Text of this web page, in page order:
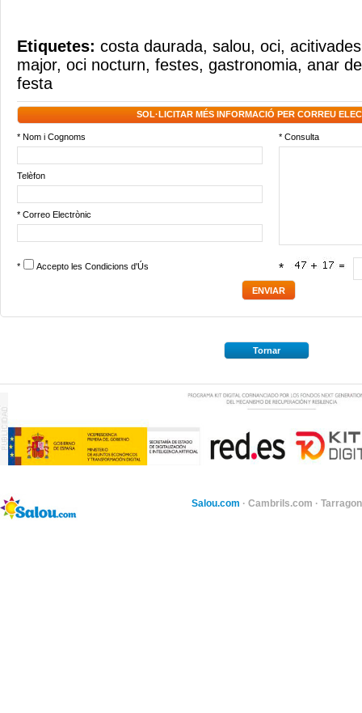
Etiquetes: costa daurada, salou, oci,
major, oci nocturn, festes, gastronomia, anar
festa
SOL·LICITAR MÉS INFORMACIÓ PER CORREU
* Nom i Cognoms * Consulta
Telèfon
* Correo Electrònic
* Accepto les Condicions d'Ús *
Tornar
Salou.com · Cambrils.com ·